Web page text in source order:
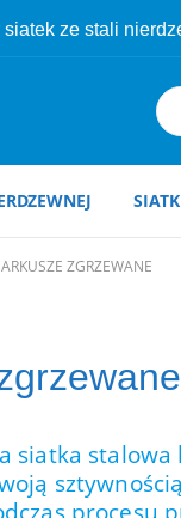
ze stali
ARKUSZE ZGRZEWANE
siatka